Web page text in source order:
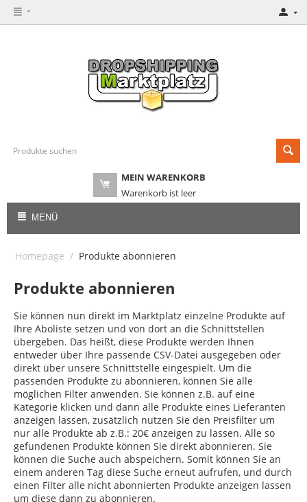
MEIN WARENKORB
Warenkorb ist leer
MENÜ
Homepage / Produkte abonnieren
Produkte abonnieren
Sie können nun direkt im Marktplatz einzelne Produkte auf
Ihre Aboliste setzen und von dort an die Schnittstellen
übergeben. Das heißt, diese Produkte werden Ihnen
entweder über Ihre passende CSV-Datei ausgegeben oder
direkt über unsere Schnittstelle eingespielt. Um die
passenden Produkte zu abonnieren, können Sie alle
möglichen Filter anwenden. Sie können z.B. auf eine
Kategorie klicken und dann alle Produkte eines Lieferanten
anzeigen lassen, zusätzlich nutzen Sie den Preisfilter um
nur alle Produkte ab z.B.: 20€ anzeigen zu lassen. Alle so
gefundenen Produkte können Sie direkt abonnieren. Sie
können die Suche auch abspeichern. Somit können Sie an
einem anderen Tag diese Suche erneut aufrufen, und durch
einen Filter alle nicht abonnierten Produkte anzeigen lassen
um diese dann zu abonnieren.